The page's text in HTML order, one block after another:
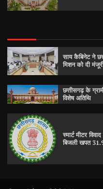
साय कैबिनेट ने
मिशन को दी
छत्तीसगढ़ के
विशेष अतिथि
स्मार्ट मीटर
बिजली खपत